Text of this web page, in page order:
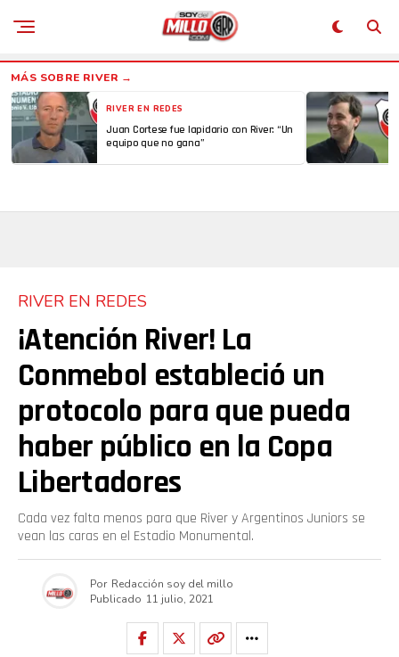
RIVER EN REDES
Juan Cortese fue lapidario con River: “Un
equipo que no gana”
RIVER EN REDES
¡Atención River! La
Conmebol estableció un
protocolo para que pueda
haber público en la Copa
Libertadores
Cada vez falta menos para que River y Argentinos Juniors se
vean las caras en el Estadio Monumental.
Por Redacción soy del millo
Publicado 11 julio, 2021